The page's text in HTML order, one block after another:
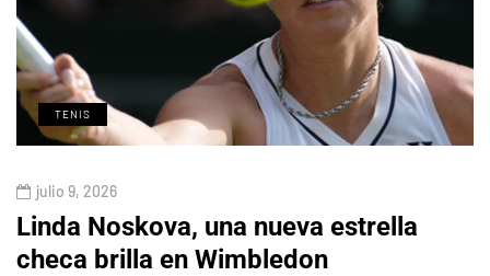
TENIS
julio 9, 2026
Linda Noskova, una nueva estrella
checa brilla en Wimbledon